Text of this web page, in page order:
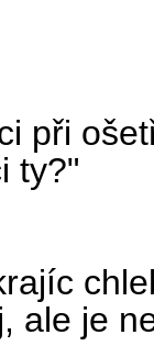
při
ty?"
ale je